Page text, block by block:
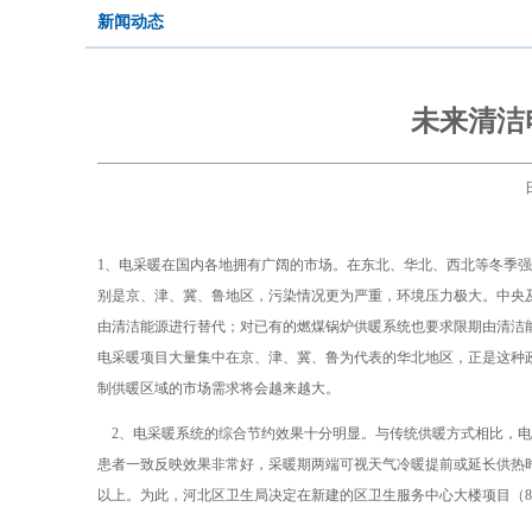
新闻动态
未来清
1、电采暖在国内各地拥有广阔的市场。在东北、华北、西北等冬季
别是京、津、冀、鲁地区，污染情况更为严重，环境压力极大。中
由清洁能源进行替代；对已有的燃煤锅炉供暖系统也要求限期由清
电采暖项目大量集中在京、津、冀、鲁为代表的华北地区，正是这
制供暖区域的市场需求将会越来越大。
2、电采暖系统的综合节约效果十分明显。与传统供暖方式相比，
患者一致反映效果非常好，采暖期两端可视天气冷暖提前或延长供
以上。为此，河北区卫生局决定在新建的区卫生服务中心大楼项目（